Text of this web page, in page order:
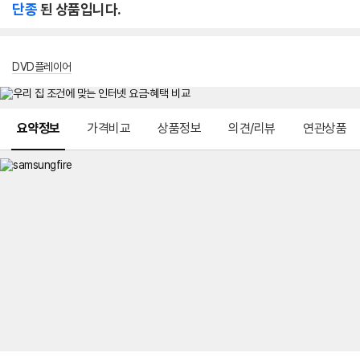
단종된 상품입니다.
DVD플레이어
요약정보 가격비교 상품정보 의견/리뷰 연관상품